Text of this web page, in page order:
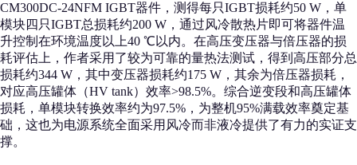
CM300DC-24NFM IGBT器件，测得每只IGBT损耗约50 W，单
模块四只IGBT总损耗约200 W，通过风冷散热片即可将器件温
升控制在环境温度以上40 ℃以内。在高压变压器与倍压器的损
耗评估上，作者采用了较为可靠的量热法测试，得到高压部分总
损耗约344 W，其中变压器损耗约175 W，其余为倍压器损耗，
对应高压罐体（HV tank）效率>98.5%。综合逆变段和高压罐体
损耗，单模块转换效率约为97.5%，为整机95%满载效率奠定基
础，这也为电源系统全面采用风冷而非液冷提供了有力的实证支
撑。